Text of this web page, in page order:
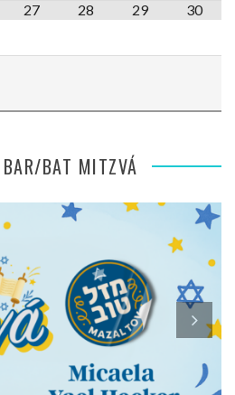
27 28 29 30
BAT MITZVÁ
MITZVÁ: MICAELA ROMANO